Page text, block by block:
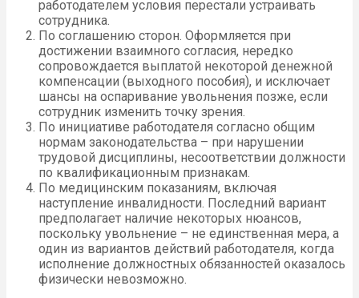
работодателем условия перестали устраивать
сотрудника.
По соглашению сторон. Оформляется при
достижении взаимного согласия, нередко
сопровождается выплатой некоторой денежной
компенсации (выходного пособия), и исключает
шансы на оспаривание увольнения позже, если
сотрудник изменить точку зрения.
По инициативе работодателя согласно общим
нормам законодательства – при нарушении
трудовой дисциплины, несоответствии должности
по квалификационным признакам.
По медицинским показаниям, включая
наступление инвалидности. Последний вариант
предполагает наличие некоторых нюансов,
поскольку увольнение – не единственная мера, а
один из вариантов действий работодателя, когда
исполнение должностных обязанностей оказалось
физически невозможно.